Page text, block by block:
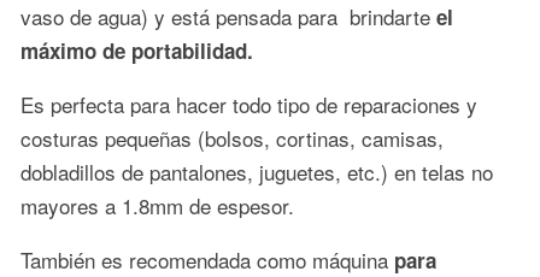
vaso de agua) y está pensada para brindarte el
máximo de portabilidad.
Es perfecta para hacer todo tipo de reparaciones y
costuras pequeñas (bolsos, cortinas, camisas,
dobladillos de pantalones, juguetes, etc.) en telas no
mayores a 1.8mm de espesor.
También es recomendada como máquina para